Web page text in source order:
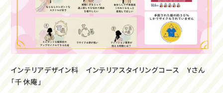
インテリアデザイン科 インテリアスタイリングコース Yさん
「千休庵」